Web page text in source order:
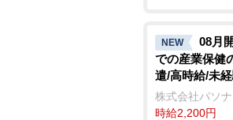
NEW
08月
での産業保健
遣/高時給/未
株式会社パソナ
時給2,200円